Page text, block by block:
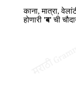
काना, मात्रा,
होणारी 'ब'ची